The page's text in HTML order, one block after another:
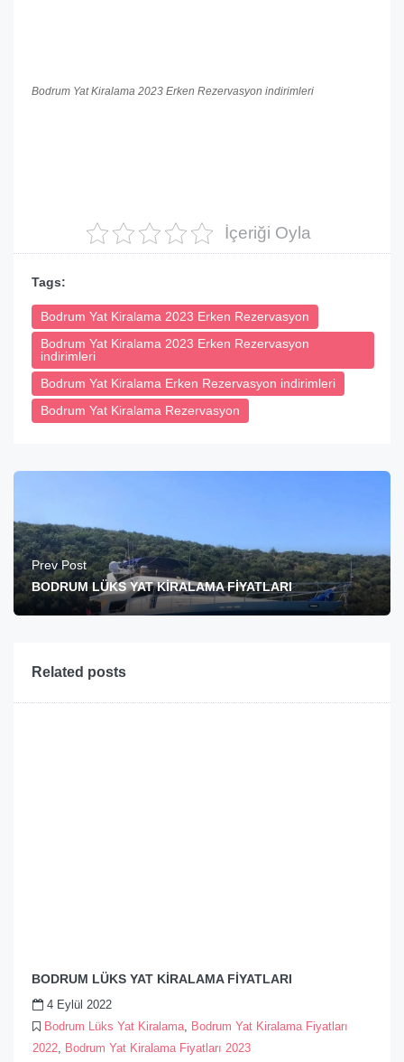
Bodrum Yat Kiralama 2023 Erken Rezervasyon indirimleri
İçeriği Oyla
Tags:
Bodrum Yat Kiralama 2023 Erken Rezervasyon
Bodrum Yat Kiralama 2023 Erken Rezervasyon
indirimleri
Bodrum Yat Kiralama Erken Rezervasyon indirimleri
Bodrum Yat Kiralama Rezervasyon
Prev Post
BODRUM LÜKS YAT KİRALAMA FİYATLARI
Related posts
BODRUM LÜKS YAT KİRALAMA FİYATLARI
4 Eylül 2022
Bodrum Lüks Yat Kiralama Bodrum Yat Kiralama Fiyatları
2022 Bodrum Yat Kiralama Fiyatları 2023